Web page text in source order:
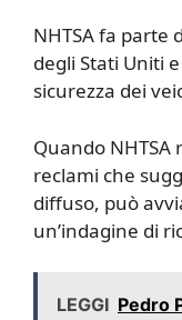
NHTSA fa parte
degli Stati Uniti
sicurezza dei
Quando
reclami che
diffuso, può
un’indagine di
LEGGI Pedro